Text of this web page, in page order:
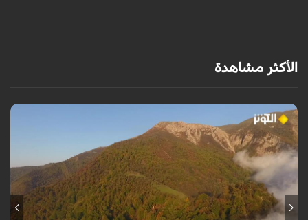
الأكثر مشاهدة
من قلب طبيعة هراز التي كانت يوماً من أجمل الموائل الطبيعية في إيران، يحذر